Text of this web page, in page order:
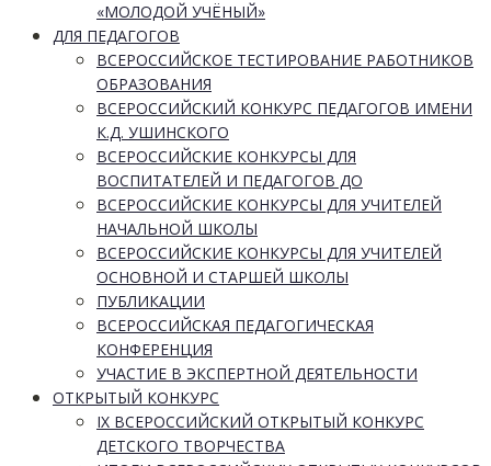
«МОЛОДОЙ УЧЁНЫЙ»
ДЛЯ ПЕДАГОГОВ
ВСЕРОССИЙСКОЕ ТЕСТИРОВАНИЕ РАБОТНИКОВ
ОБРАЗОВАНИЯ
ВСЕРОССИЙСКИЙ КОНКУРС ПЕДАГОГОВ ИМЕНИ
К.Д. УШИНСКОГО
ВСЕРОССИЙСКИЕ КОНКУРСЫ ДЛЯ
ВОСПИТАТЕЛЕЙ И ПЕДАГОГОВ ДО
ВСЕРОССИЙСКИЕ КОНКУРСЫ ДЛЯ УЧИТЕЛЕЙ
НАЧАЛЬНОЙ ШКОЛЫ
ВСЕРОССИЙСКИЕ КОНКУРСЫ ДЛЯ УЧИТЕЛЕЙ
ОСНОВНОЙ И СТАРШЕЙ ШКОЛЫ
ПУБЛИКАЦИИ
ВСЕРОССИЙСКАЯ ПЕДАГОГИЧЕСКАЯ
КОНФЕРЕНЦИЯ
УЧАСТИЕ В ЭКСПЕРТНОЙ ДЕЯТЕЛЬНОСТИ
ОТКРЫТЫЙ КОНКУРС
IX ВСЕРОССИЙСКИЙ ОТКРЫТЫЙ КОНКУРС
ДЕТСКОГО ТВОРЧЕСТВА